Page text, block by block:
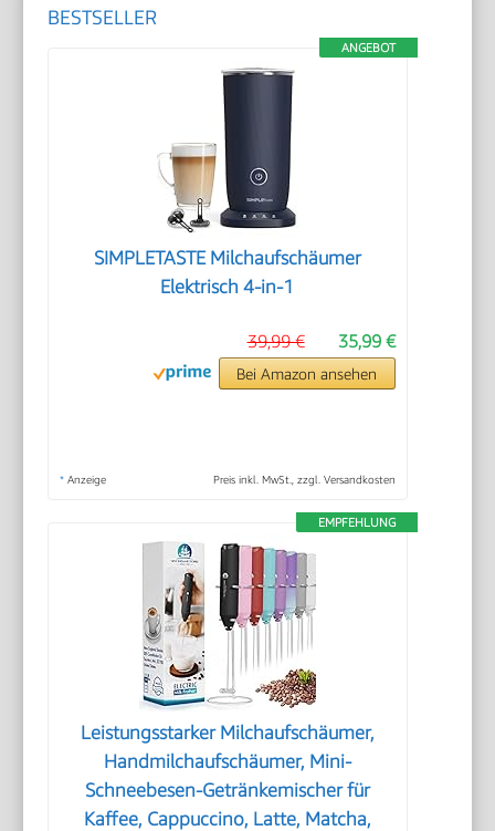
BESTSELLER
ANGEBOT
SIMPLETASTE Milchaufschäumer
Elektrisch 4-in-1
35,99 €
39,99 €
Bei Amazon ansehen
* Anzeige Preis inkl. MwSt., zzgl. Versandkosten
EMPFEHLUNG
Leistungsstarker Milchaufschäumer,
Handmilchaufschäumer, Mini-
Schneebesen-Getränkemischer für
Kaffee, Cappuccino, Latte, Matcha,